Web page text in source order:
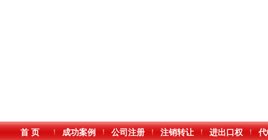
首 页 成功案例 公司注册 注销转让 进出口权